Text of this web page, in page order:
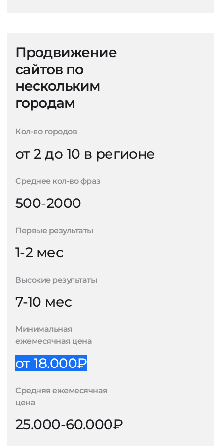
Продвижение
сайтов по
нескольким
городам
Кол-во городов
от 2 до 10 в регионе
Среднее кол-во фраз
500-2000
Первые результаты
1-2 мес
Высокие результаты
7-10 мес
Минимальная
ежемесячная цена
от 18.000₽
Средняя ежемесячная
цена
25.000-60.000₽